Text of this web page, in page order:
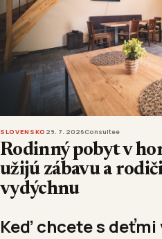
SLOVENSKO 29. 7. 2026Consultee
Rodinný pobyt v
užijú zábavu a
vydýchnu
Keď chcete s